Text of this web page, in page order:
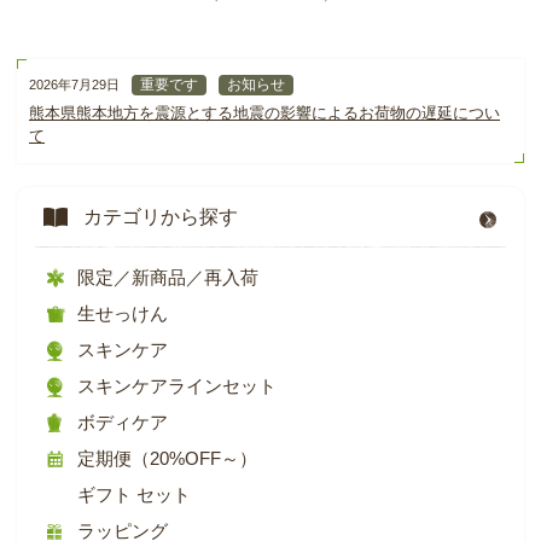
2026年7月29日 重要です お知らせ
熊本県熊本地方を震源とする地震の影響によるお荷物の遅延につい
て
カテゴリから探す
限定／新商品／再入荷
生せっけん
スキンケア
スキンケアラインセット
ボディケア
定期便（20%OFF～）
ギフト セット
ラッピング